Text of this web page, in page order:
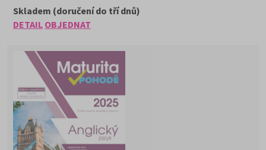
DETAIL OBJEDNAT
Skladem (doručení do tří dnů)